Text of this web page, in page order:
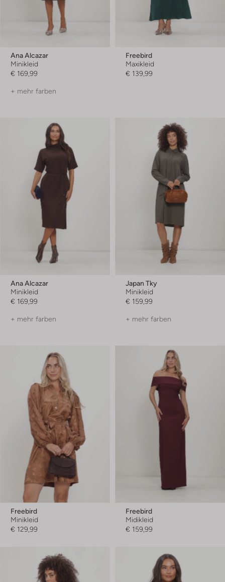
Ana Alcazar
Minikleid
€ 169,99
+ mehr farben
Freebird
Maxikleid
€ 139,99
Ana Alcazar
Minikleid
€ 169,99
+ mehr farben
Japan Tky
Minikleid
€ 159,99
+ mehr farben
Freebird
Minikleid
€ 129,99
Freebird
Midikleid
€ 159,99